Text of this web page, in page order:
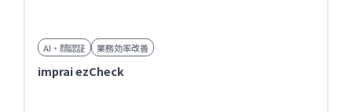
AI・顔認証 業務効率改善
imprai ezCheck